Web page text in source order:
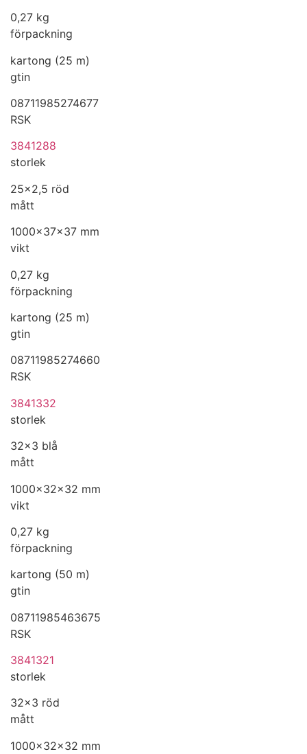
0,27 kg
förpackning
kartong (25 m)
gtin
08711985274677
RSK
3841288
storlek
25x2,5 röd
mått
1000x37x37 mm
vikt
0,27 kg
förpackning
kartong (25 m)
gtin
08711985274660
RSK
3841332
storlek
32x3 blå
mått
1000x32x32 mm
vikt
0,27 kg
förpackning
kartong (50 m)
gtin
08711985463675
RSK
3841321
storlek
32x3 röd
mått
1000x32x32 mm